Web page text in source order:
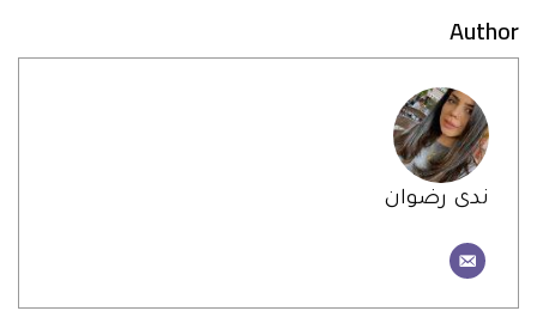
Author
ندى رضوان